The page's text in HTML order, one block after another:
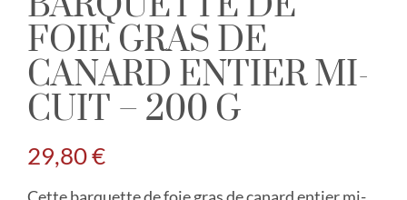
FOIE GRAS DE
CANARD ENTIER MI-
CUIT – 200 G
29,80€